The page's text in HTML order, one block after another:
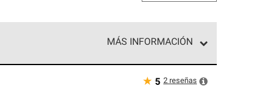
MÁS INFORMACIÓN
y confiabilidad.
★ 5 2 reseñas